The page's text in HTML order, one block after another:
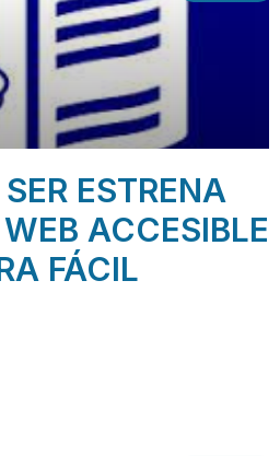
ESTRENA
ACCESIBLE
FÁCIL